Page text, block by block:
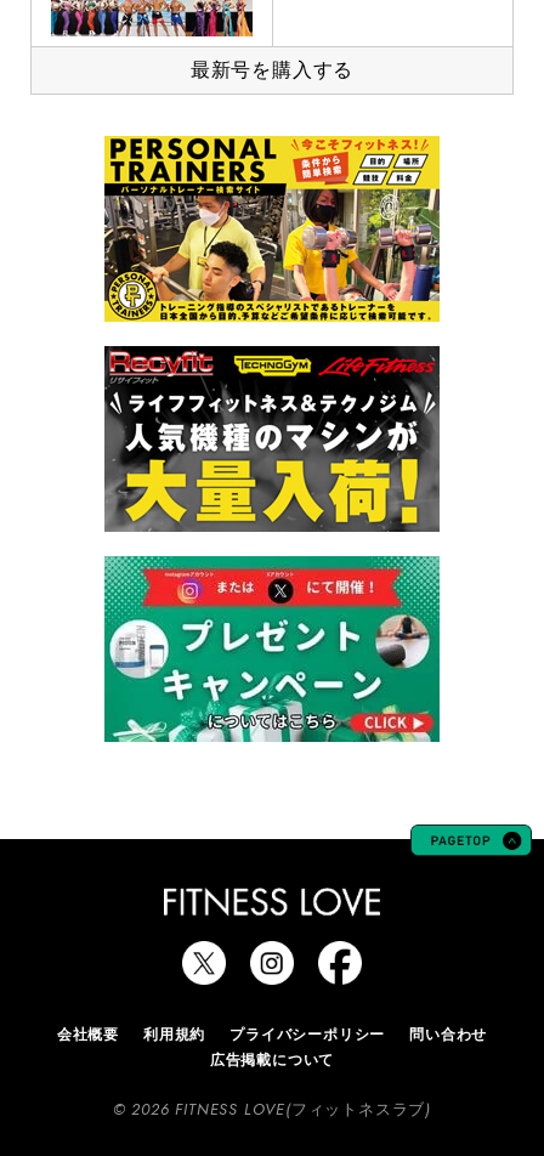
最新号を購入する
会社概要 利用規約 プライバシーポリシー
問い合わせ
広告掲載について
© 2026 FITNESS LOVE(フィットネスラブ)